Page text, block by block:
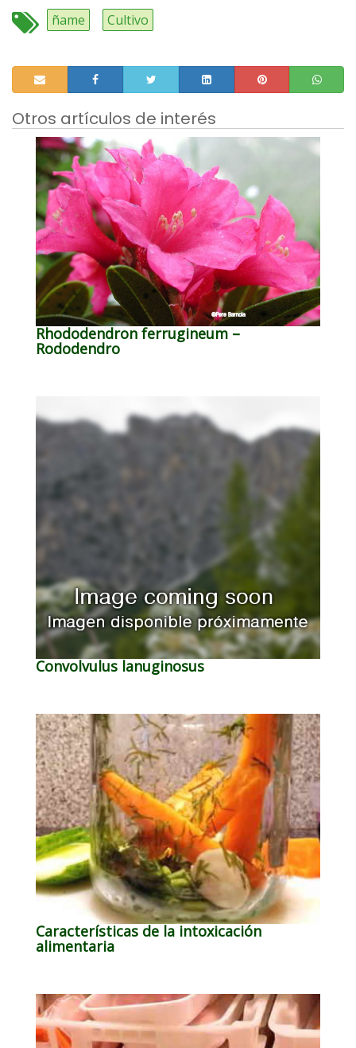
ñame Cultivo
Otros artículos de interés
Rhododendron ferrugineum –
Rododendro
Convolvulus lanuginosus
Características de la intoxicación
alimentaria